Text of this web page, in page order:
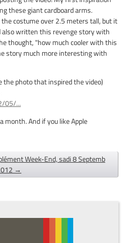
these giant cardboard arms.
costume over 2.5 meters tall, but it
also written this revenge story with
thought, "how much cooler with this
story much more interesting with
the photo that inspired the video)
05/...
month. And if you like Apple
Week-End, sadi 8 Septemb
→